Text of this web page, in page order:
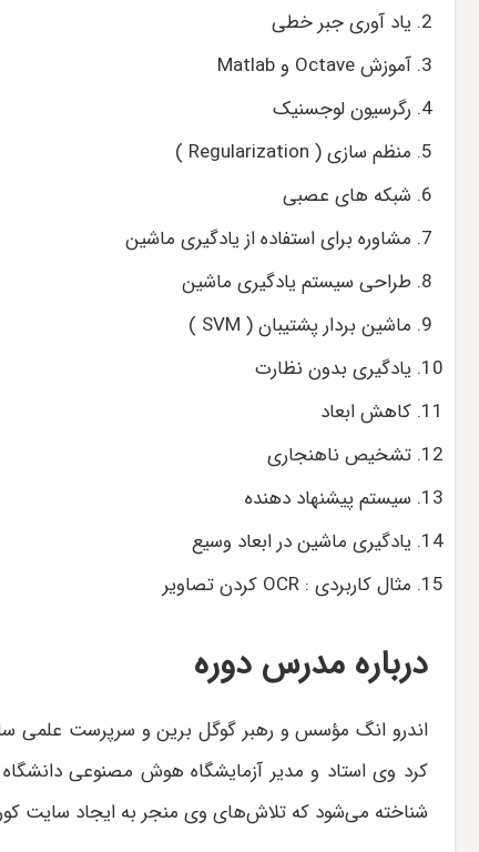
یاد آوری جبر خطی
آموزش Octave و Matlab
رگرسیون لوجسنیک
منظم سازی ( Regularization )
شبکه های عصبی
مشاوره برای استفاده از یادگیری ماشین
طراحی سیستم یادگیری ماشین
ماشین بردار پشتیبان ( SVM )
یادگیری بدون نظارت
کاهش ابعاد
تشخیص ناهنجاری
سیستم پیشنهاد دهنده
یادگیری ماشین در ابعاد وسیع
مثال کاربردی : OCR کردن تصاویر
درباره مدرس دوره
اندرو انگ مؤسس و رهبر گوگل برین و سرپرست علمی
کرد وی استاد و مدیر آزمایشگاه هوش مصنوعی
شناخته می‌شود که تلاش‌های وی منجر به ایجاد سایت